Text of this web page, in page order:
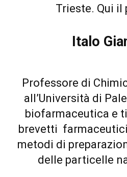
Trieste. Qui il
Italo
Professore di
all’Università di
biofarmaceutica e
brevetti
metodi di
delle particelle